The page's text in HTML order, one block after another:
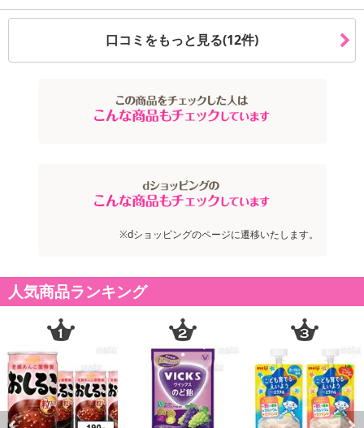
※お申込み後のキャンセルはお受けできません。
記載されている内容を必ずご確認いただき、お届けする商品セット
※パッケージ変更や商品リニューアル(成分など含む)等により、参考
の掲載画像や画像内のバーコードなど、お届け商品と多少異なる場
合がございます。
によるお申込み後のキャンセル・返品交換は対応いたしかねます。
※送料はお試し費用に含まれております。
※お支払い方法は、電話料金合算払い、クレジットカード、dポイン
トの利用となります。
【発送・お届け・商品について】
※お申込み頂きました商品の同梱、お届けの日時指定はいたしかね
ます。
※お客様のご都合でお受取りいただけない場合、商品の再発送や返
口コミをもっと見る(12件)
※dショッピングのページに遷移いたします。
人気商品ランキング